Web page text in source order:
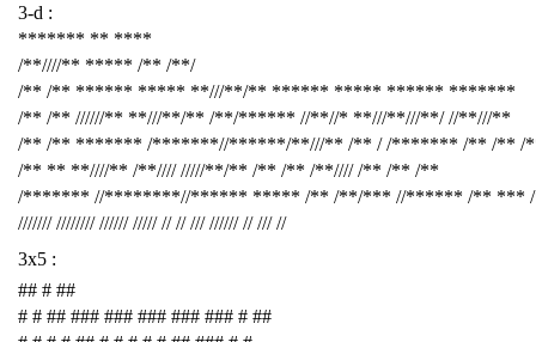
3-d :
******* ** ****
/**////** ***** /** /**/
/** /** ****** ***** **///**/** ****** ***** ****** *******
/** /** //////** **///**/** /**/****** //**//* **///**///**/ //**///**
/** /** ******* /*******//******/**///** /** / /******* /** /** /
/** ** **////** /**//// /////**/** /** /** /**//// /** /** /**
/******* //********//****** ***** /** /**/*** //****** /** ***
/////// //////// ////// ///// // // /// ////// // /// //
3x5 :
## # ##
# # ## ### ### ### ### ### # ##